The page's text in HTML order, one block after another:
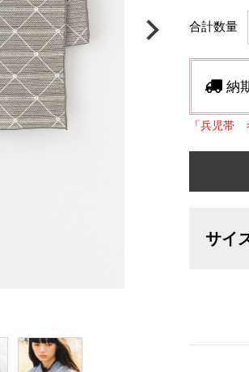
合計数量
納
「兵児帯
サイ